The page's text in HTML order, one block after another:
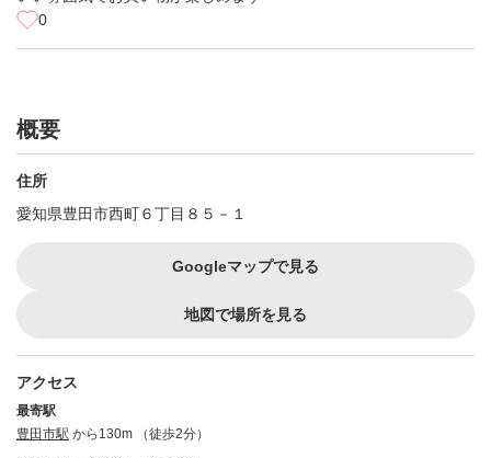
0
概要
住所
愛知県豊田市西町６丁目８５－１
Googleマップで見る
地図で場所を見る
アクセス
最寄駅
豊田市駅 から130m （徒歩2分）